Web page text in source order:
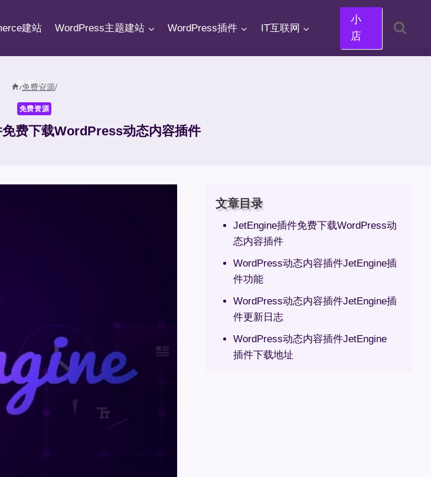
建站 WordPress主题建站 WordPress插件 IT互联网
关于
小
店
/免费资源/
免费资源
费下载WordPress动态内容插件
文章目录
JetEngine插件免费下载WordPress动
态内容插件
WordPress动态内容插件JetEngine插
件功能
WordPress动态内容插件JetEngine插
件更新日志
WordPress动态内容插件JetEngine
插件下载地址